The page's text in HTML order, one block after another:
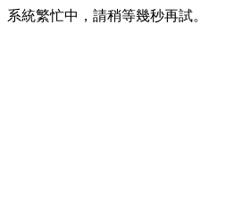
系統繁忙中，請稍等幾秒再試。